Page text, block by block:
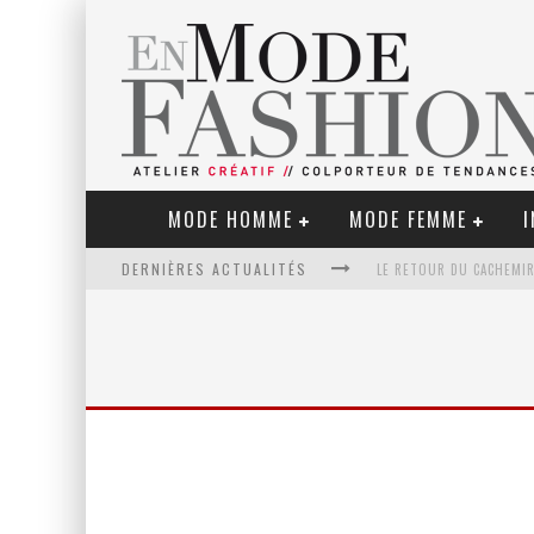
MODE HOMME MODE FEMME
DERNIÈRES ACTUALITÉS LE RETOUR DU